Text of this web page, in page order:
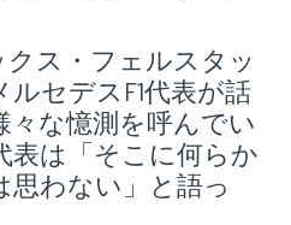
クス・フェルスタッ
セデスF1代表が話
々な憶測を呼んでい
表は「そこに何らか
わない」と語っ